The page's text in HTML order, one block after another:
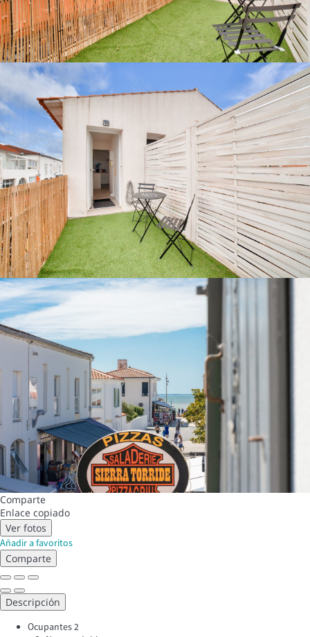
Comparte
Enlace copiado
Ver fotos
Añadir a favoritos
Comparte
Descripción
Ocupantes2